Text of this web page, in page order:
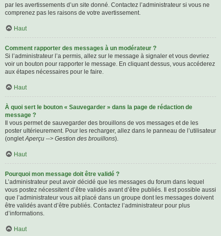
par les avertissements d’un site donné. Contactez l’administrateur si vous ne
comprenez pas les raisons de votre avertissement.
Haut
Comment rapporter des messages à un modérateur ?
Si l’administrateur l’a permis, allez sur le message à signaler et vous devriez
voir un bouton pour rapporter le message. En cliquant dessus, vous accéderez
aux étapes nécessaires pour le faire.
Haut
À quoi sert le bouton « Sauvegarder » dans la page de rédaction de
message ?
Il vous permet de sauvegarder des brouillons de vos messages et de les
poster ultérieurement. Pour les recharger, allez dans le panneau de l’utilisateur
(ongletAperçu --> Gestion des brouillons).
Haut
Pourquoi mon message doit être validé ?
L’administrateur peut avoir décidé que les messages du forum dans lequel
vous postez nécessitent d’être validés avant d’être publiés. Il est possible aussi
que l’administrateur vous ait placé dans un groupe dont les messages doivent
être validés avant d’être publiés. Contactez l’administrateur pour plus
d’informations.
Haut